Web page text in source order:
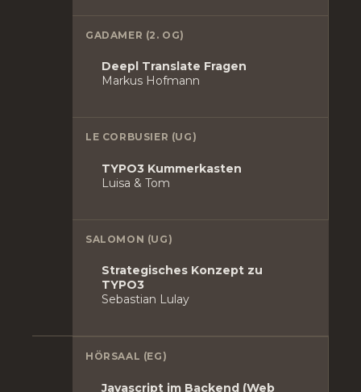
GADAMER (2. OG)
Deepl Translate Fragen
Markus Hofmann
LE CORBUSIER (UG)
TYPO3 Kummerkasten
Luisa & Tom
SALOMON (UG)
Strategisches Konzept zu
TYPO3
Sebastian Lulay
HÖRSAAL (EG)
Javascript im Backend (Web